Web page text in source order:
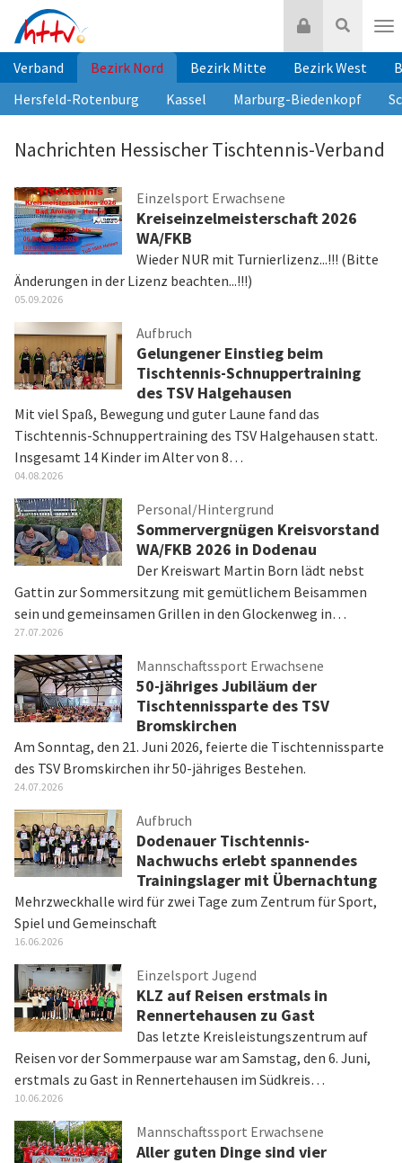
Inhalt
springen
Suche
Login
Verband Bezirk Nord Bezirk Mitte Bezirk West
Hersfeld-Rotenburg
Kassel Marburg-Biedenkopf
Nachrichten Hessischer Tischtennis-Verband
Einzelsport Erwachsene
Kreiseinzelmeisterschaft 2026
WA/FKB
Wieder NUR mit Turnierlizenz...!!! (Bitte
Änderungen in der Lizenz beachten...!!!)
05.09.2026
Aufbruch
Gelungener Einstieg beim
Tischtennis-Schnuppertraining
des TSV Halgehausen
Mit viel Spaß, Bewegung und guter Laune fand das
Tischtennis-Schnuppertraining des TSV Halgehausen statt.
Insgesamt 14 Kinder im Alter von 8…
04.08.2026
Personal/Hintergrund
Sommervergnügen Kreisvorstand
WA/FKB 2026 in Dodenau
Der Kreiswart Martin Born lädt nebst
Gattin zur Sommersitzung mit gemütlichem Beisammen
sein und gemeinsamen Grillen in den Glockenweg in…
27.07.2026
Mannschaftssport Erwachsene
50-jähriges Jubiläum der
Tischtennissparte des TSV
Bromskirchen
Am Sonntag, den 21. Juni 2026, feierte die Tischtennissparte
des TSV Bromskirchen ihr 50-jähriges Bestehen.
24.07.2026
Aufbruch
Dodenauer Tischtennis-
Nachwuchs erlebt spannendes
Trainingslager mit Übernachtung
Mehrzweckhalle wird für zwei Tage zum Zentrum für Sport,
Spiel und Gemeinschaft
16.06.2026
Einzelsport Jugend
KLZ auf Reisen erstmals in
Rennertehausen zu Gast
Das letzte Kreisleistungszentrum auf
Reisen vor der Sommerpause war am Samstag, den 6. Juni,
erstmals zu Gast in Rennertehausen im Südkreis…
10.06.2026
Mannschaftssport Erwachsene
Aller guten Dinge sind vier